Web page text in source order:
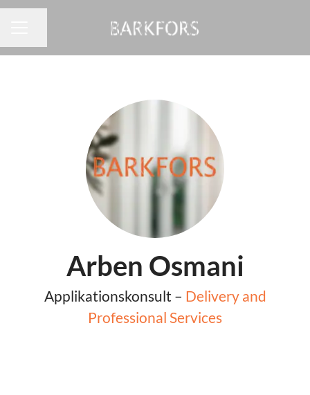
Arben Osmani
Applikationskonsult – Delivery and
Professional Services